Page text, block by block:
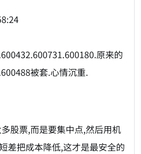
原来的
被套.心情沉重.
股票,而是要集中点,然后用机
差把成本降低,这才是最安全的